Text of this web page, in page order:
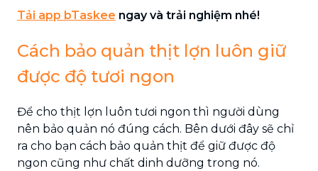
Tải app bTaskee ngay và trải nghiệm nhé!
Cách bảo quản thịt lợn luôn giữ
được độ tươi ngon
Để cho thịt lợn luôn tươi ngon thì người dùng
nên bảo quản nó đúng cách. Bên dưới đây sẽ chỉ
ra cho bạn cách bảo quản thịt để giữ được độ
ngon cũng như chất dinh dưỡng trong nó.